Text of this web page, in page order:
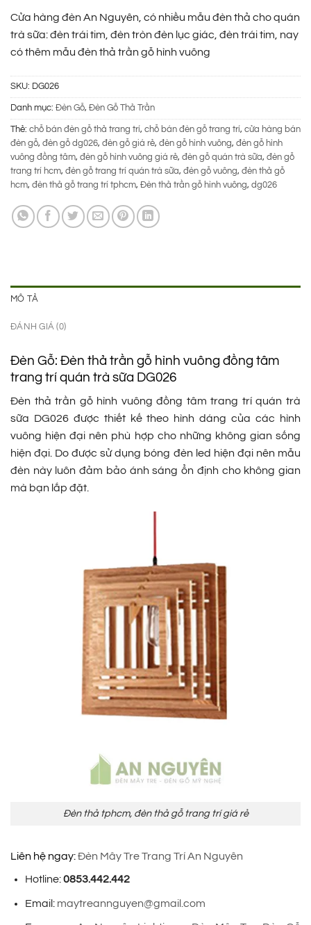
Cửa hàng đèn An Nguyên, có nhiều mẫu đèn thả cho quán
trà sữa: đèn trái tim, đèn tròn đèn lục giác, đèn trái tim, nay
có thêm mẫu đèn thả trần gỗ hình vuông
SKU: DG026
Danh mục: Đèn Gỗ, Đèn Gỗ Thả Trần
Thẻ: chỗ bán đèn gỗ thả trang trí, chỗ bán đèn gỗ trang trí, cửa hàng bán
đèn gỗ, đèn gỗ dg026, đèn gỗ giá rẻ, đèn gỗ hình vuông, đèn gỗ hình
vuông đồng tâm, đèn gỗ hình vuông giá rẻ, đèn gỗ quán trà sữa, đèn gỗ
trang trí hcm, đèn gỗ trang trí quán trà sữa, đèn gỗ vuông, đèn thả gỗ
hcm, đèn thả gỗ trang trí tphcm, Đèn thả trần gỗ hình vuông, dg026
MÔ TẢ
ĐÁNH GIÁ (0)
Đèn Gỗ: Đèn thả trần gỗ hình vuông đồng tâm
trang trí quán trà sữa DG026
Đèn thả trần gỗ hình vuông đồng tâm trang trí quán trà
sữa DG026 được thiết kế theo hình dáng của các hình
vuông hiện đại nên phù hợp cho những không gian sống
hiện đại. Do được sử dụng bóng đèn led hiện đại nên mẫu
đèn này luôn đảm bảo ánh sáng ổn định cho không gian
mà bạn lắp đặt.
Đèn thả tphcm, đèn thả gỗ trang trí giá rẻ
Liên hệ ngay:Đèn Mây Tre Trang Trí An Nguyên
Hotline:0853.442.442
Email: maytreannguyen@gmail.com